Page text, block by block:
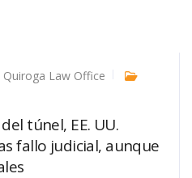
Quiroga Law Office
túnel, EE. UU.
fallo judicial, aunque